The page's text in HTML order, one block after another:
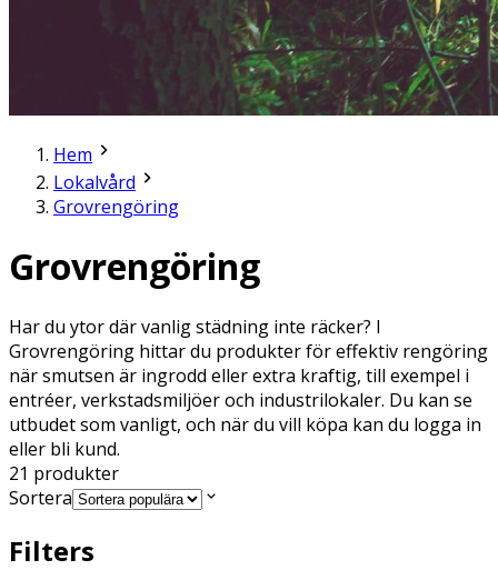
Hem
Lokalvård
Grovrengöring
Grovrengöring
Har du ytor där vanlig städning inte räcker? I
Grovrengöring hittar du produkter för effektiv rengöring
när smutsen är ingrodd eller extra kraftig, till exempel i
entréer, verkstadsmiljöer och industrilokaler. Du kan se
utbudet som vanligt, och när du vill köpa kan du logga in
eller bli kund.
21 produkter
Sortera
Filters